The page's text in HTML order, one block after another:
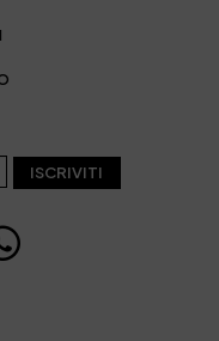
ISCRIVITI